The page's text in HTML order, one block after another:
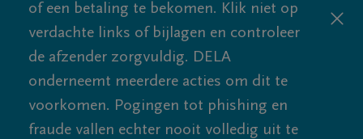
of een betaling te bekomen. Klik niet op
verdachte links of bijlagen en controleer
de afzender zorgvuldig. DELA
onderneemt meerdere acties om dit te
voorkomen. Pogingen tot phishing en
fraude vallen echter nooit volledig uit te